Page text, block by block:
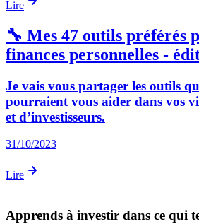
Lire
🔧 Mes 47 outils préférés
finances personnelles -
Je vais vous partager les outils
pourraient vous aider dans vos
et d’investisseurs.
31/10/2023
Lire
Apprends à investir dans ce qui